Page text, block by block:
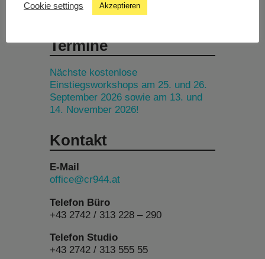
Termine
Nächste kostenlose
Einstiegsworkshops am 25. und 26.
September 2026 sowie am 13. und
14. November 2026!
Kontakt
E-Mail
office@cr944.at
Telefon Büro
+43 2742 / 313 228 – 290
Telefon Studio
+43 2742 / 313 555 55
Cookie settings Akzeptieren